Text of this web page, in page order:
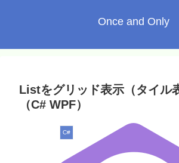
Once and Only
Listをグリッド表示（タイル
（C# WPF）
C#